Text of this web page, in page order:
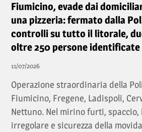
Fiumicino, evade dai
una pizzeria: fermato dalla
controlli su tutto il litorale,
oltre 250 persone identificate
11/07/2026
Operazione straordinaria della
Fiumicino, Fregene, Ladispoli,
Nettuno. Nel mirino furti, spaccio,
irregolare e sicurezza della